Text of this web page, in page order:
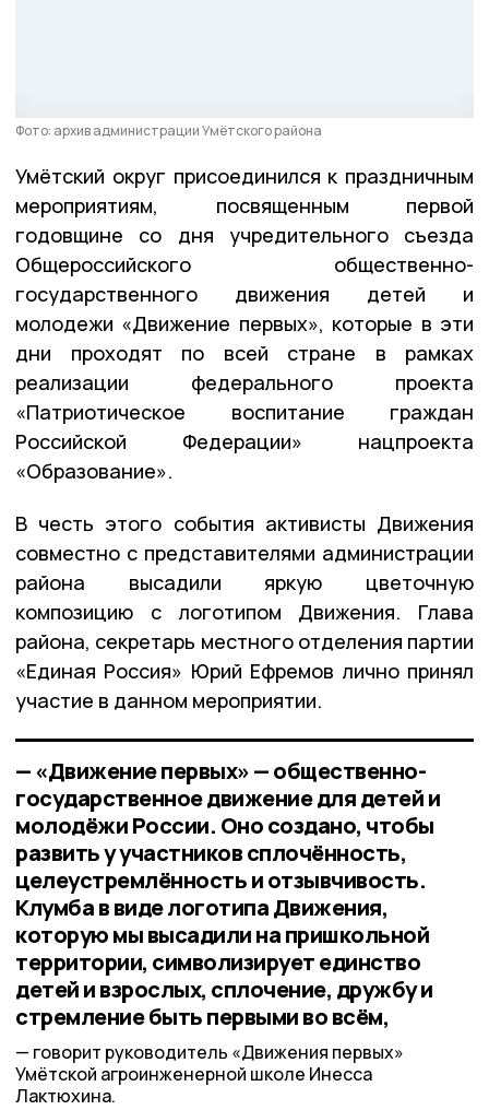
Фото: архив администрации Умётского района
Умётский округ присоединился к праздничным
мероприятиям, посвященным первой
годовщине со дня учредительного съезда
Общероссийского общественно-
государственного движения детей и
молодежи «Движение первых», которые в эти
дни проходят по всей стране в рамках
реализации федерального проекта
«Патриотическое воспитание граждан
Российской Федерации» нацпроекта
«Образование».
В честь этого события активисты Движения
совместно с представителями администрации
района высадили яркую цветочную
композицию с логотипом Движения. Глава
района, секретарь местного отделения партии
«Единая Россия» Юрий Ефремов лично принял
участие в данном мероприятии.
— «Движение первых» — общественно-
государственное движение для детей и
молодёжи России. Оно создано, чтобы
развить у участников сплочённость,
целеустремлённость и отзывчивость.
Клумба в виде логотипа Движения,
которую мы высадили на пришкольной
территории, символизирует единство
детей и взрослых, сплочение, дружбу и
стремление быть первыми во всём,
говорит руководитель «Движения первых»
Умётской агроинженерной школе Инесса
Лактюхина.